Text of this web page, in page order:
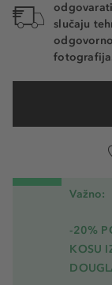
slučaju
Važno:
-20%
KOSU